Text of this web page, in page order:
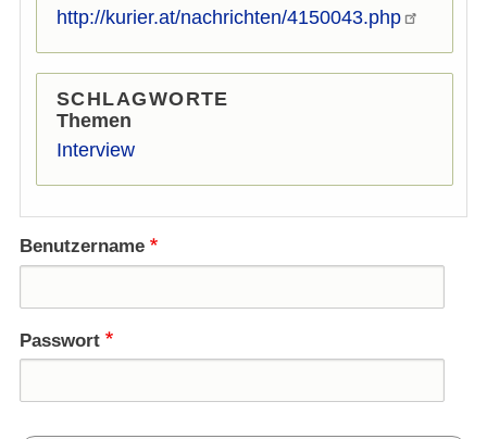
http://kurier.at/nachrichten/4150043.php
SCHLAGWORTE
Themen
Interview
Benutzername
Passwort